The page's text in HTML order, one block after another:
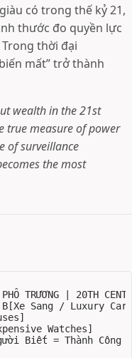
có trong thế kỷ 21,
thước đo quyền lực
thời đại
mất” trở thành
wealth in the 21st
true measure of power
of surveillance
the most
TRƯƠNG | 20TH
Sang / Luxury
Watches]
Biết = Thành Công